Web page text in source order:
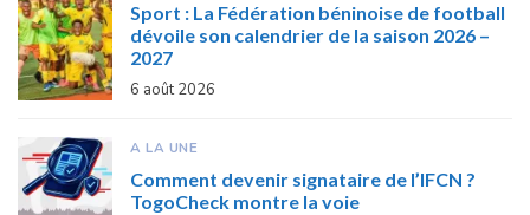
Sport : La Fédération béninoise de football
dévoile son calendrier de la saison 2026 –
2027
6 août 2026
A LA UNE
Comment devenir signataire de l’IFCN ?
TogoCheck montre la voie